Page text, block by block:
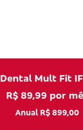
Dental Mult Fit
R$ 89,99 por
Anual R$ 899,00